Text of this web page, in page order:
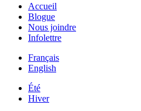
Accueil
Blogue
Nous joindre
Infolettre
Français
English
Été
Hiver